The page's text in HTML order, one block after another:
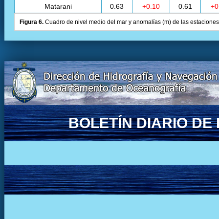
Matarani 0.63 +0.10 0.61
Figura 6. Cuadro de nivel medio del mar y anomalías (m) de las
BOLETÍN DIARIO DE